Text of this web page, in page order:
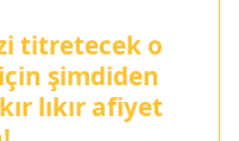
titretecek o
şimdiden
lıkır afiyet